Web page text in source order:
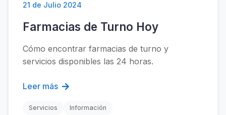
21 de Julio 2024
Farmacias de Turno Hoy
Cómo encontrar farmacias de turno y
servicios disponibles las 24 horas.
Leer más
Servicios Información